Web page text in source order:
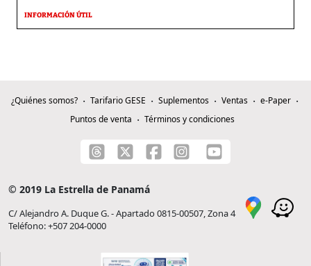
INFORMACIÓN ÚTIL
¿Quiénes somos? Tarifario GESE Suplementos Ventas
e-Paper
Puntos de venta
Términos y condiciones
© 2019 La Estrella de Panamá
C/ Alejandro A. Duque G. - Apartado 0815-00507, Zona 4
Teléfono: +507 204-0000